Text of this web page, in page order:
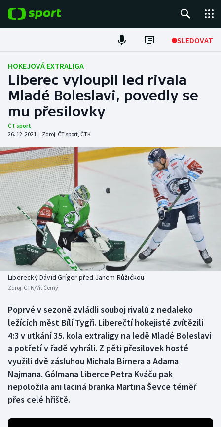
SLEDOVAT
Fotbal
Hokej
Tenis
Atletika
Cyklistika
DALŠÍ SPORTY
Americký fotbal
Baseball a softbal
Basketbal
Biatlon
Box
Curling
Dostihy
Florbal
Futsal
NEPŘEHLÉDNĚTE
Soutěže
Historické návraty
Aplikace ČT sport
HOKEJOVÁ EXTRALIGA
Liberec vyloupil led rivala
Mladé Boleslavi, povedly se
mu přesilovky
ČT sport
26. 12. 2021 | Zdroj: ČT sport, ČTK
Liberecký Dávid Gríger před Janem Růžičkou
Zdroj: ČTK/Vít Černý
Poprvé v sezoně zvládli souboj rivalů z nedaleko
ležících měst Bílí Tygři. Liberečtí hokejisté zvítězili
4:3 v utkání 35. kola extraligy na ledě Mladé Boleslavi
a potřetí v řadě vyhráli. Z pěti přesilovek hosté
využili dvě zásluhou Michala Birnera a Adama
Najmana. Gólmana Liberce Petra Kváču pak
nepoložila ani laciná branka Martina Ševce téměř
přes celé hřiště.